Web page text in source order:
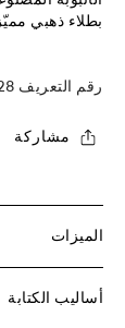
بطلاء ذهبي
رقم التعريف
مشاركة
الميزات
أساليب الكتابة